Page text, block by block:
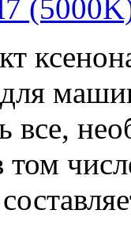
для
все,
том